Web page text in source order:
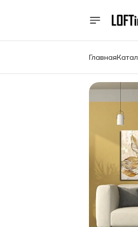
Главная